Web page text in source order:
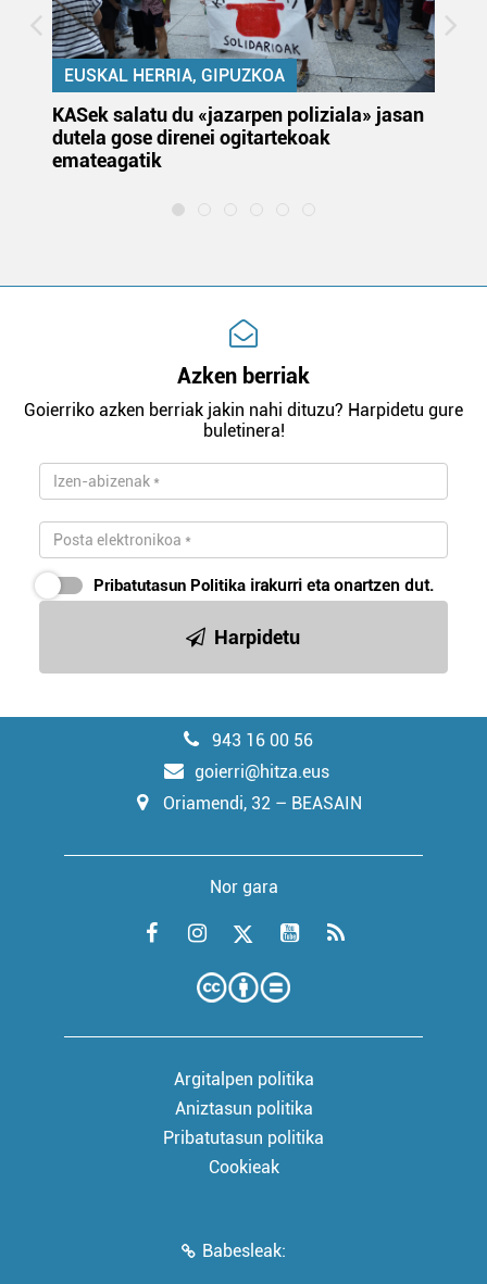
EUSKAL HERRIA, GIPUZKOA
KASek salatu du «jazarpen poliziala» jasan
dutela gose direnei ogitartekoak
emateagatik
Azken berriak
Goierriko azken berriak jakin nahi dituzu? Harpidetu gure
buletinera!
Pribatutasun Politika irakurri eta onartzen dut.
Harpidetu
943 16 00 56
goierri@hitza.eus
Oriamendi, 32 – BEASAIN
Nor gara
Argitalpen politika
Aniztasun politika
Pribatutasun politika
Cookieak
Babesleak: